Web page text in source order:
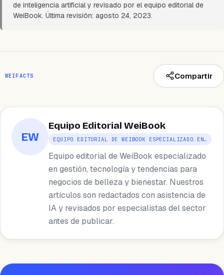
de inteligencia artificial y revisado por el equipo editorial de
WeiBook. Última revisión: agosto 24, 2023.
WEIFACTS Compartir
EW
Equipo Editorial WeiBook
EQUIPO EDITORIAL DE WEIBOOK ESPECIALIZADO EN…
Equipo editorial de WeiBook especializado
en gestión, tecnología y tendencias para
negocios de belleza y bienestar. Nuestros
artículos son redactados con asistencia de
IA y revisados por especialistas del sector
antes de publicar.